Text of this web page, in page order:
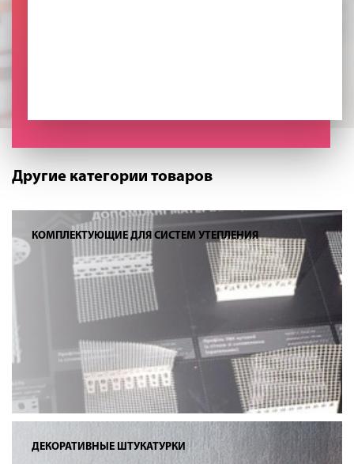
Другие категории товаров
КОМПЛЕКТУЮЩИЕ ДЛЯ СИСТЕМ УТЕПЛЕНИЯ
ДЕКОРАТИВНЫЕ ШТУКАТУРКИ